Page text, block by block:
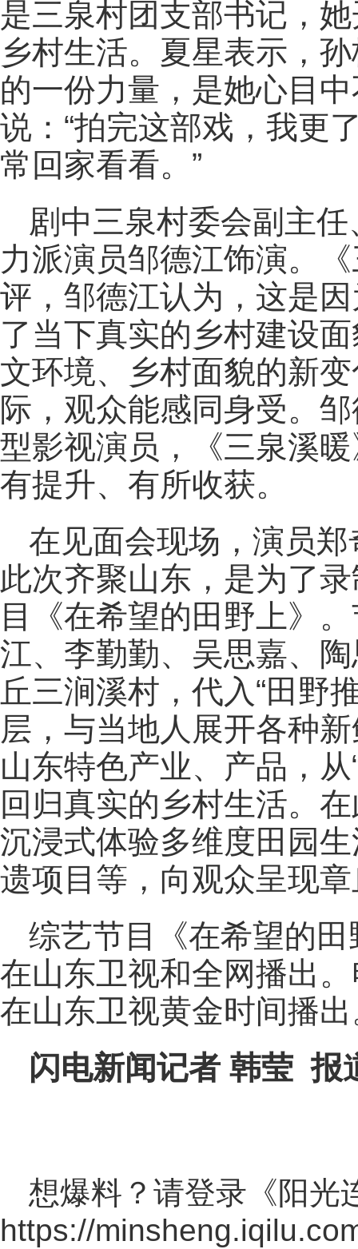
是三泉村团支部书记，
乡村生活。夏星表示，
的一份力量，是她心目
说：“拍完这部戏，我更
常回家看看。”
剧中三泉村委会副主
力派演员邹德江饰演。
评，邹德江认为，这是
了当下真实的乡村建设
文环境、乡村面貌的新
际，观众能感同身受。
型影视演员，《三泉溪
有提升、有所收获。
在见面会现场，演员
此次齐聚山东，是为了
目《在希望的田野上》
江、李勤勤、吴思嘉、
丘三涧溪村，代入“田野
层，与当地人展开各种
山东特色产业、产品，从
回归真实的乡村生活。
沉浸式体验多维度田园
遗项目等，向观众呈现
综艺节目《在希望的
在山东卫视和全网播出
在山东卫视黄金时间播
闪电新闻记者 韩莹 报
想爆料？请登录《阳光
https://